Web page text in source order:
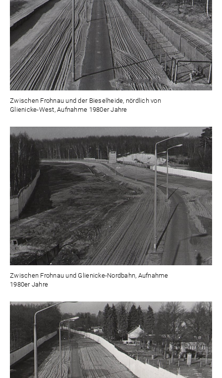
Zwischen Frohnau und der Bieselheide, nördlich von
Glienicke-West, Aufnahme 1980er Jahre
Zwischen Frohnau und Glienicke-Nordbahn, Aufnahme
1980er Jahre